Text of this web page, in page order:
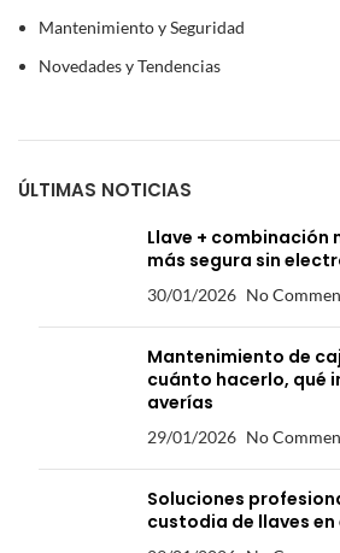
Mantenimiento y Seguridad
Novedades y Tendencias
ÚLTIMAS NOTICIAS
Llave + combinación
más segura sin
30/01/2026 No
Mantenimiento de
cuánto hacerlo, qué
averías
29/01/2026 No
Soluciones
custodia de llaves en